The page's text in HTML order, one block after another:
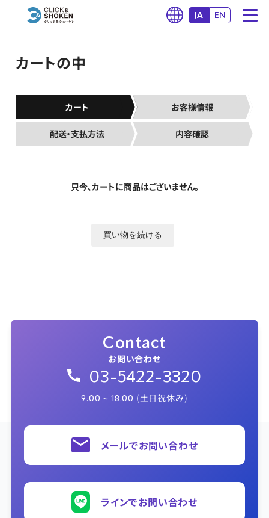
JA EN
カートの中
カート お客様情報
配送・支払方法 内容確認
只今、カートに商品はございません。
Contact
お問い合わせ
03-5422-3320
9:00 ~ 18:00 (土日祝休み)
メールでお問い合わせ
ラインでお問い合わせ